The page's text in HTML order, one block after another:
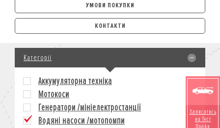
УМОВИ ПОКУПКИ
АВТОМОБІЛІ
ЛІЗИНГ
КРЕДИТ
СТРАХУВАННЯ
КОРПОРАТИВНИМ КЛІЄНТАМ
МОТОЦИКЛИ
КРЕДИТ
СТРАХУВАННЯ
КОНТАКТИ
Записатись
на Тест
Категорії
Аккумуляторна техніка
Мотокоси
Генератори /мініелектростанції
Водяні насоси /мотопомпи